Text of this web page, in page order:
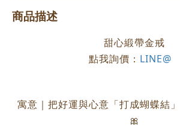
商品描述
甜心緞帶金戒
點我詢價： LINE@
寓意｜把好運與心意「打成蝴蝶結
🎀